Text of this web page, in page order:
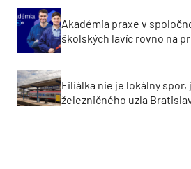
Akadémia praxe v
školských lavíc rovno na
Filiálka nie je lokálny
železničného uzla